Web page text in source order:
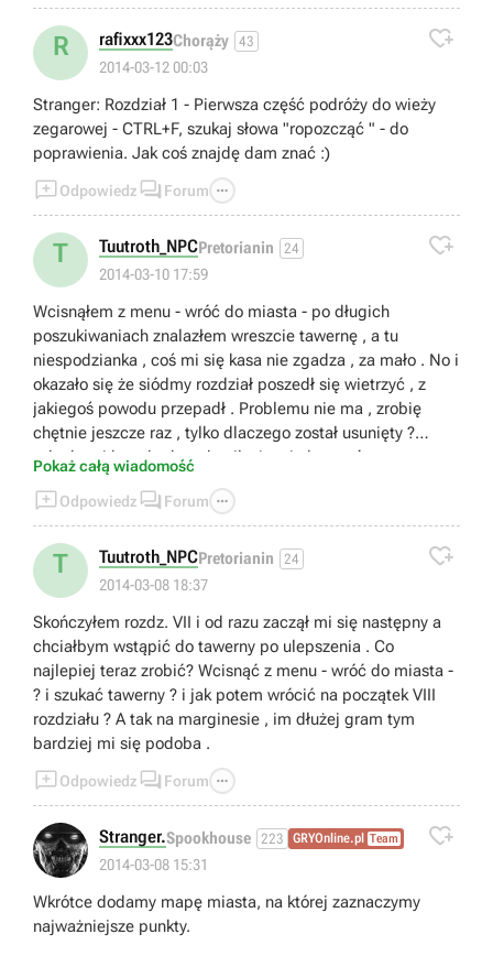
R rafixxx123Chorąży 43
2014-03-12 00:03

Stranger: Rozdział 1 - Pierwsza część podróży do wieży
zegarowej - CTRL+F, szukaj słowa "ropozcząć " - do
poprawienia. Jak coś znajdę dam znać :)
Odpowiedz  Forum 
T Tuutroth_NPCPretorianin 24
2014-03-10 17:59

Wcisnąłem z menu - wróć do miasta - po długich
poszukiwaniach znalazłem wreszcie tawernę , a tu
niespodzianka , coś mi się kasa nie zgadza , za mało . No i
okazało się że siódmy rozdział poszedł się wietrzyć , z
jakiegoś powodu przepadł . Problemu nie ma , zrobię
chętnie jeszcze raz , tylko dlaczego został usunięty ?
szkoda mi kasy bo bym kupił więcej ulepszeń .
Pokaż całą wiadomość
Odpowiedz  Forum 
T Tuutroth_NPCPretorianin 24
2014-03-08 18:37

Skończyłem rozdz. VII i od razu zaczął mi się następny a
chciałbym wstąpić do tawerny po ulepszenia . Co
najlepiej teraz zrobić? Wcisnąć z menu - wróć do miasta -
? i szukać tawerny ? i jak potem wrócić na początek VIII
rozdziału ? A tak na marginesie , im dłużej gram tym
bardziej mi się podoba .
Odpowiedz  Forum 
Stranger.Spookhouse 223 GRYOnline.pl Team
2014-03-08 15:31

Wkrótce dodamy mapę miasta, na której zaznaczymy
najważniejsze punkty.